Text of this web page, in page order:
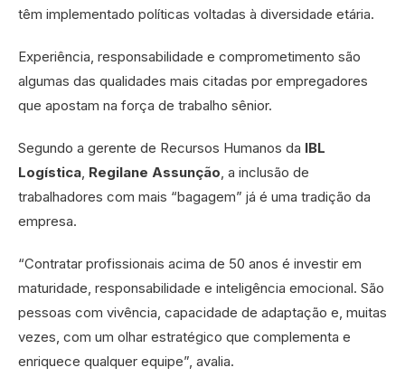
têm implementado políticas voltadas à diversidade etária.
Experiência, responsabilidade e comprometimento são
algumas das qualidades mais citadas por empregadores
que apostam na força de trabalho sênior.
Segundo a gerente de Recursos Humanos da IBL
Logística Regilane Assunção , a inclusão de
trabalhadores com mais “bagagem” já é uma tradição da
empresa.
“Contratar profissionais acima de 50 anos é investir em
maturidade, responsabilidade e inteligência emocional. São
pessoas com vivência, capacidade de adaptação e, muitas
vezes, com um olhar estratégico que complementa e
enriquece qualquer equipe”, avalia.